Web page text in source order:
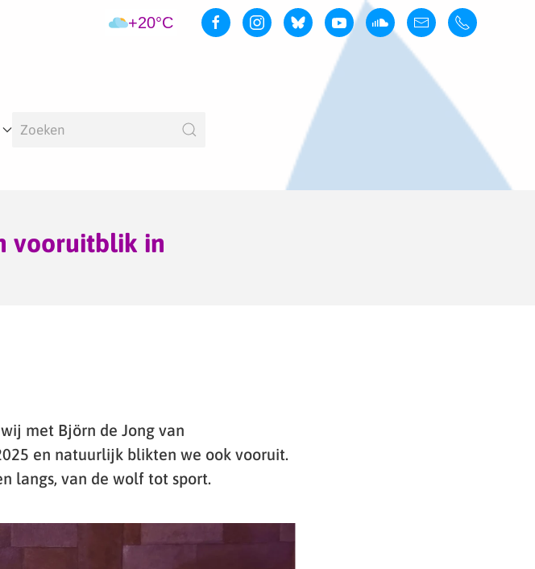
+20°C
vooruitblik in
met Björn de Jong van
en natuurlijk blikten we ook vooruit.
langs, van de wolf tot sport.